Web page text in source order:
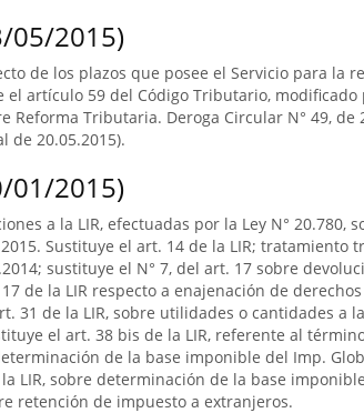
05/2015)
de los plazos que posee el Servicio para la
el artículo 59 del Código Tributario,
Reforma Tributaria. Deroga Circular N° 49,
de 20.05.2015).
01/2015)
a la LIR, efectuadas por la Ley N°
Sustituye el art. 14 de la LIR; tratamiento
sustituye el N° 7, del art. 17 sobre
de la LIR respecto a enajenación de
31 de la LIR, sobre utilidades o cantidades a
el art. 38 bis de la LIR, referente al
de la base imponible del Imp.
LIR, sobre determinación de la base
retención de impuesto a extranjeros.